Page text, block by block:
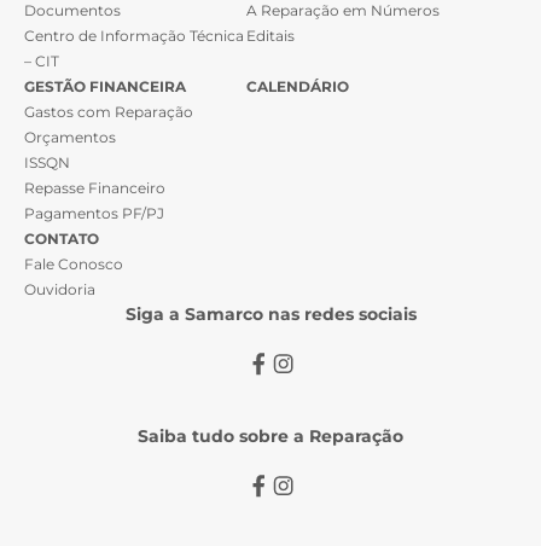
Documentos
Centro de Informação Técnica
– CIT
A Reparação em Números
Editais
GESTÃO FINANCEIRA
Gastos com Reparação
Orçamentos
ISSQN
Repasse Financeiro
Pagamentos PF/PJ
CALENDÁRIO
CONTATO
Fale Conosco
Ouvidoria
Siga a Samarco nas redes sociais
Saiba tudo sobre a Reparação